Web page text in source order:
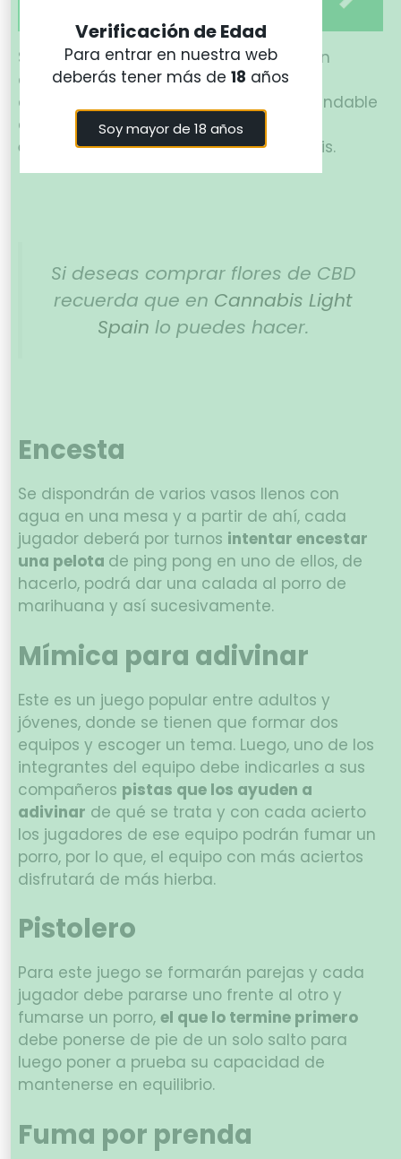
Sin embargo, los que se resistan podrán
aguantar para la próxima ronda. Cabe
destacar que este es un juego recomendable
especialmente parafumadores con
experienciaen el consumo de cannabis.
Si deseas comprar flores de CBD
recuerda que en Cannabis Light
Spain lo puedes hacer.
Encesta
Se dispondrán de varios vasos llenos con
agua en una mesa y a partir de ahí, cada
jugador deberá por turnos intentar encestar
una pelota de ping pong en uno de ellos, de
hacerlo, podrá dar una calada al porro de
marihuana y así sucesivamente.
Mímica para adivinar
Este es un juego popular entre adultos y
jóvenes, donde se tienen que formar dos
equipos y escoger un tema. Luego, uno de los
integrantes del equipo debe indicarles a sus
compañeros pistas que los ayuden a
adivinar de qué se trata y con cada acierto
los jugadores de ese equipo podrán fumar un
porro, por lo que, el equipo con más aciertos
disfrutará de más hierba.
Pistolero
Para este juego se formarán parejas y cada
jugador debe pararse uno frente al otro y
fumarse un porro, el que lo termine primero
debe ponerse de pie de un solo salto para
luego poner a prueba su capacidad de
mantenerse en equilibrio.
Fuma por prenda
Verificación de Edad
Para entrar en nuestra web
deberás tener más de18 años
Soy mayor de 18 años